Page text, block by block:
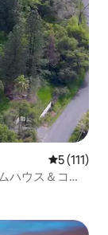
レビュー
5 (111)
ハウス＆コテ